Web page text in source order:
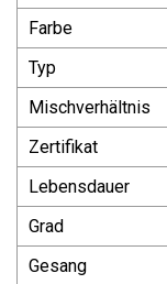
Farbe
Typ
Mischverhältnis
Zertifikat
Lebensdauer
Grad
Gesang